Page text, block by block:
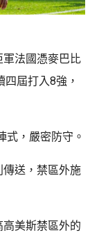
法國憑麥巴比
屆打入8強，
式，嚴密防守。
送，禁區外施
美斯禁區外的